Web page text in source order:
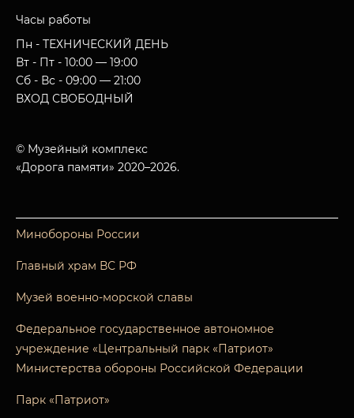
Часы работы
Пн - ТЕХНИЧЕСКИЙ ДЕНЬ
Вт - Пт - 10:00 — 19:00
Сб - Вс - 09:00 — 21:00
ВХОД СВОБОДНЫЙ
© Музейный комплекс
«Дорога памяти» 2020–2026.
Минобороны России
Главный храм ВС РФ
Музей военно-морской славы
Федеральное государственное автономное
учреждение «Центральный парк «Патриот»
Министерства обороны Российской Федерации
Парк «Патриот»